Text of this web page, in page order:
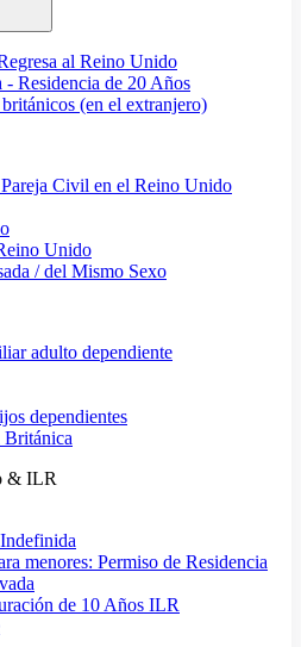
al Reino Unido
Residencia de 20 Años
(en el extranjero)
Civil en el Reino Unido
Unido
/ del Mismo Sexo
adulto dependiente
dependientes
Británica
& ILR
menores: Permiso de Residencia
de 10 Años ILR